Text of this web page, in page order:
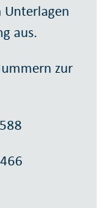
Unterlagen
aus.
zur